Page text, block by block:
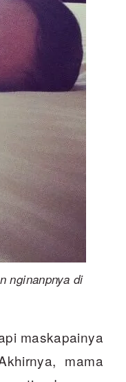
nginanpnya di
maskapainya
mama